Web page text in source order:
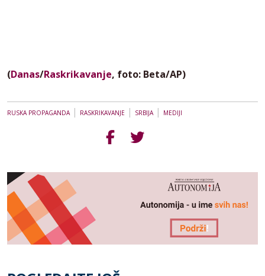
(Danas/Raskrikavanje, foto: Beta/AP)
RUSKA PROPAGANDA| RASKRIKAVANJE | SRBIJA| MEDIJI